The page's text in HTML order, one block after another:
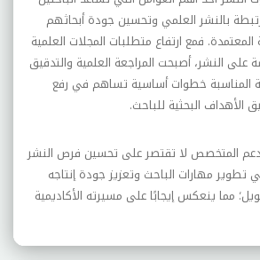
بالنشر العلمي وتحسين جودة أبحاثهم
المعتمدة. فمع ارتفاع متطلبات المجلات العلمية
على النشر، أصبحت المراجعة العلمية والتدقيق
المناسبة خطوات أساسية تساهم في رفع
البحثية للباحث.
المتخصص لا تقتصر على تحسين فرص النشر
مهارات الباحث وتعزيز جودة إنتاجه
مما ينعكس إيجابًا على مسيرته الأكاديمية